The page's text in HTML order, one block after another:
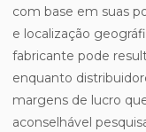
com base em suas
e localização
fabricante pode
enquanto
margens de lucro
aconselhável